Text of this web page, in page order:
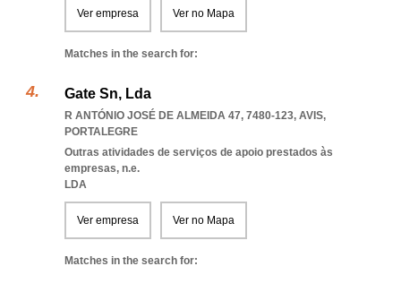
Ver empresa Ver no Mapa
Matches in the search for:
Gate Sn, Lda
R ANTÓNIO JOSÉ DE ALMEIDA 47, 7480-123, AVIS,
PORTALEGRE
Outras atividades de serviços de apoio prestados às
empresas, n.e.
LDA
Ver empresa Ver no Mapa
Matches in the search for: